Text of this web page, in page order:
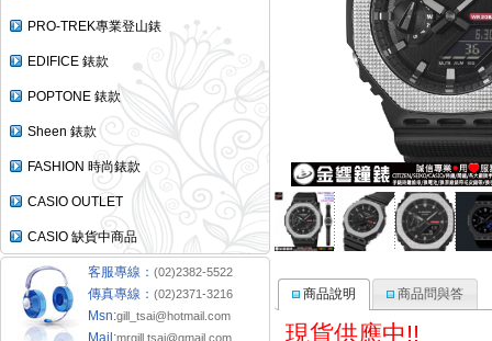
PRO-TREK專業登山錶
EDIFICE 錶款
POPTONE 錶款
Sheen 錶款
FASHION 時尚錶款
CASIO OUTLET
CASIO 缺貨中商品
客服專線： (02)2382-5522
傳真專線： (02)2371-3216
Msn:gill_tsai@hotmail.com
Mail:mrgill.tsai@gmail.com
商品說明 商品問與答
現貨供應中 !!